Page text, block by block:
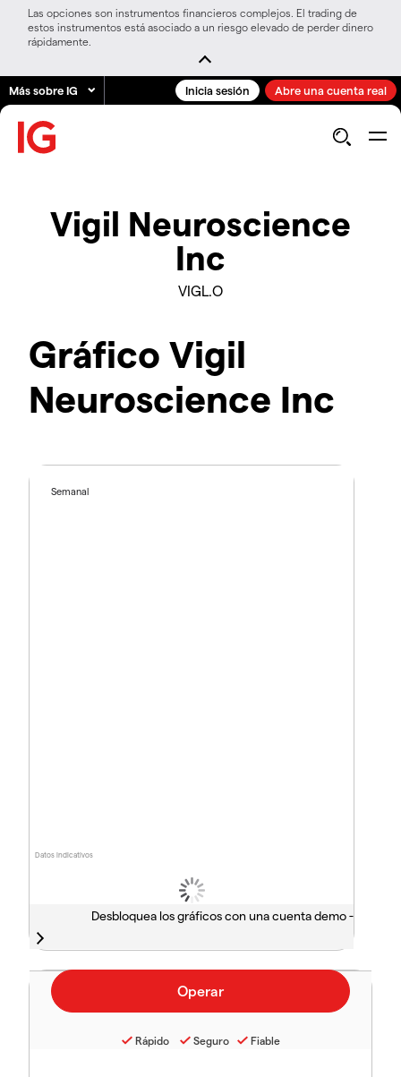
Las opciones son instrumentos financieros complejos. El trading de
estos instrumentos está asociado a un riesgo elevado de perder dinero
rápidamente.
Más sobre IG Inicia sesión Abre una cuenta real
Vigil Neuroscience
Inc
VIGL.O
Gráfico Vigil
Neuroscience Inc
Datos indicativos
Semanal
Desbloquea los gráficos con una cuenta demo -
Rápido Seguro Fiable